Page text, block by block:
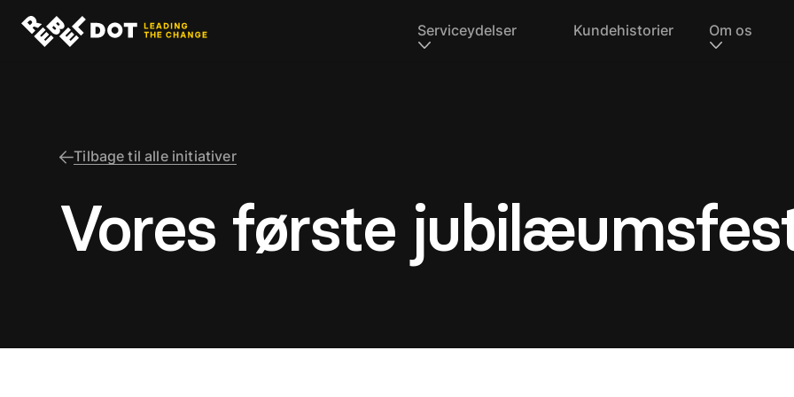
Serviceydelser Kundehistorier Om os
Tilbage til alle initiativer
Vores første